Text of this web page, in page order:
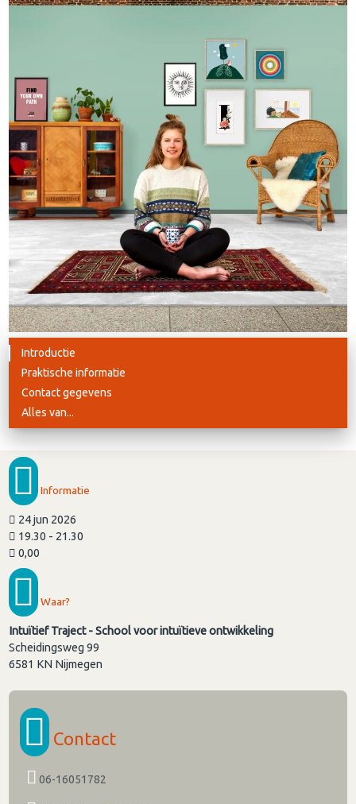
Introductie
Praktische informatie
Contact gegevens
Alles van...
Informatie
24 jun 2026
19.30 - 21.30
0,00
Waar?
Intuïtief Traject - School voor intuïtieve ontwikkeling
Scheidingsweg 99
6581 KN Nijmegen
Contact
06-16051782